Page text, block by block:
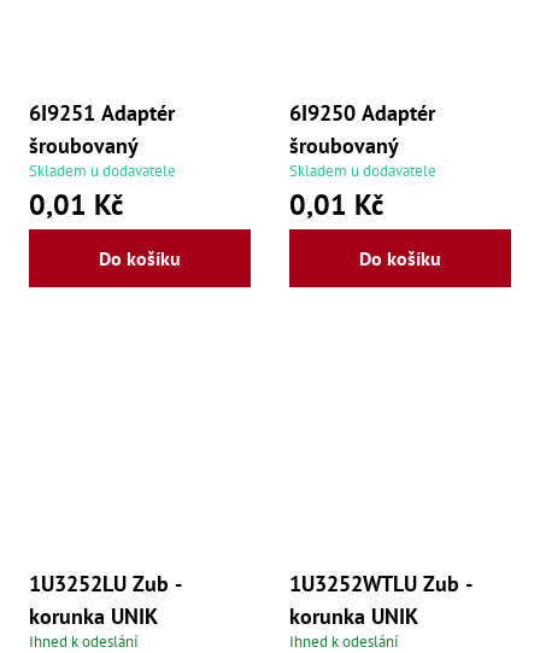
6I9251 Adaptér
šroubovaný
Skladem u dodavatele
0,01 Kč
Do košíku
6I9250 Adaptér
šroubovaný
Skladem u dodavatele
0,01 Kč
Do košíku
1U3252LU Zub -
korunka UNIK
Ihned k odeslání
1U3252WTLU Zub -
korunka UNIK
Ihned k odeslání